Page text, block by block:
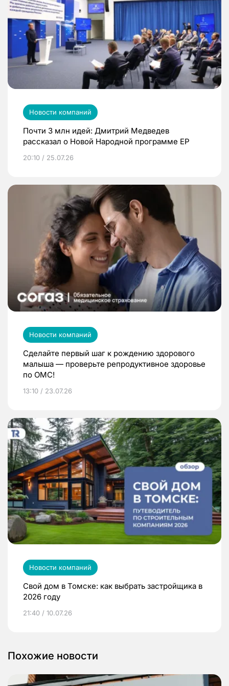
Новости компаний
Почти 3 млн идей: Дмитрий Медведев
рассказал о Новой Народной программе ЕР
20:10 / 25.07.26
Новости компаний
Сделайте первый шаг к рождению здорового
малыша — проверьте репродуктивное здоровье
по ОМС!
13:10 / 23.07.26
Новости компаний
Свой дом в Томске: как выбрать застройщика в
2026 году
21:40 / 10.07.26
Похожие новости